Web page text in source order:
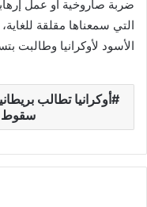
ضربة صاروخية أو عمل
التي سمعناها مقلقة
الأسود لأوكرانيا وطالبت
أوكرانيا تطالب
سقوط